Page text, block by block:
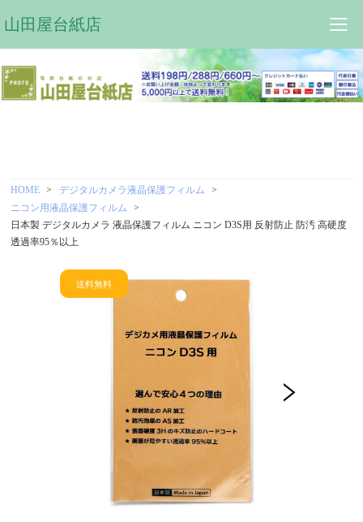
山田屋台紙店
HOME
デジタルカメラ液晶保護フィルム
ニコン用液晶保護フィルム
日本製 デジタルカメラ 液晶保護フィルム ニコン D3S用 反射防止 防汚 高硬度
透過率95％以上